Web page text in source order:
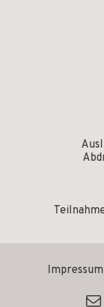
Impressum